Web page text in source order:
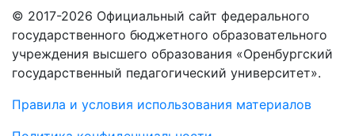
© 2017-2026 Официальный сайт федерального
государственного бюджетного образовательного
учреждения высшего образования «Оренбургский
государственный педагогический университет».
Правила и условия использования материалов